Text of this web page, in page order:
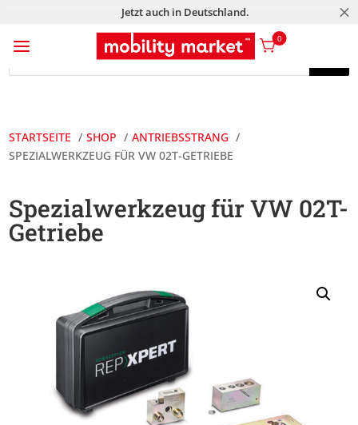
Jetzt auch in Deutschland. M
a 0
Products
Products
STARTSEITE SHOP
ANTRIEBSSTRANG
SPEZIALWERKZEUG FÜR VW 02T-GETRIEBE
Spezialwerkzeug für VW 02T-
Getriebe